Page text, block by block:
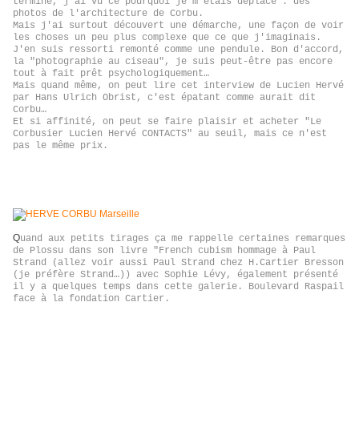
photos de l'architecture de Corbu.
Mais j'ai surtout découvert une démarche, une façon de voir
les choses un peu plus complexe que ce que j'imaginais.
J'en suis ressorti remonté comme une pendule. Bon d'accord,
la "photographie au ciseau", je suis peut-être pas encore
tout à fait prêt psychologiquement…
Mais quand même, on peut lire cet interview de Lucien Hervé
par Hans Ulrich Obrist, c'est épatant comme aurait dit
Corbu…
Et si affinité, on peut se faire plaisir et acheter "Le
Corbusier Lucien Hervé CONTACTS" au seuil, mais ce n'est
pas le même prix.
Quand aux petits tirages ça me rappelle certaines remarques
de Plossu dans son livre "French cubism hommage à Paul
Strand (allez voir aussi Paul Strand chez H.Cartier Bresson
(je préfère Strand…)) avec Sophie Lévy, également présenté
il y a quelques temps dans cette galerie. Boulevard Raspail
face à la fondation Cartier.